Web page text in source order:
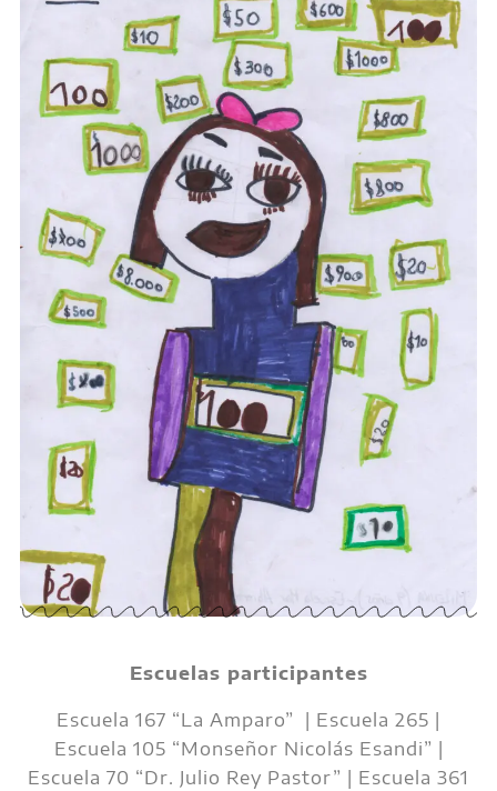
Escuelas participantes
Escuela 167 “La Amparo” | Escuela 265 |
Escuela 105 “Monseñor Nicolás Esandi” |
Escuela 70 “Dr. Julio Rey Pastor” | Escuela 361